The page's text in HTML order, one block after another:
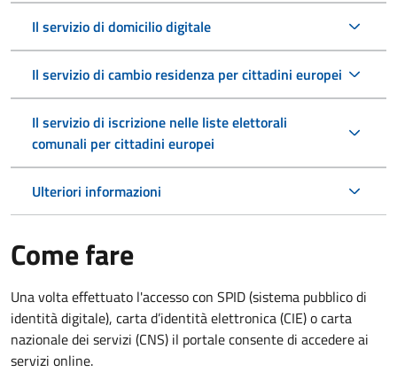
Il servizio di domicilio digitale
Il servizio di cambio residenza per cittadini europei
Il servizio di iscrizione nelle liste elettorali
comunali per cittadini europei
Ulteriori informazioni
Come fare
Una volta effettuato l'accesso con SPID (sistema pubblico di
identità digitale), carta d’identità elettronica (CIE) o carta
nazionale dei servizi (CNS) il portale consente di accedere ai
servizi online.